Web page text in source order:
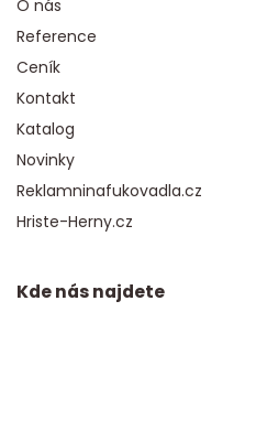
O nás
Reference
Ceník
Kontakt
Katalog
Novinky
Reklamninafukovadla.cz
Hriste-Herny.cz
Kde nás najdete